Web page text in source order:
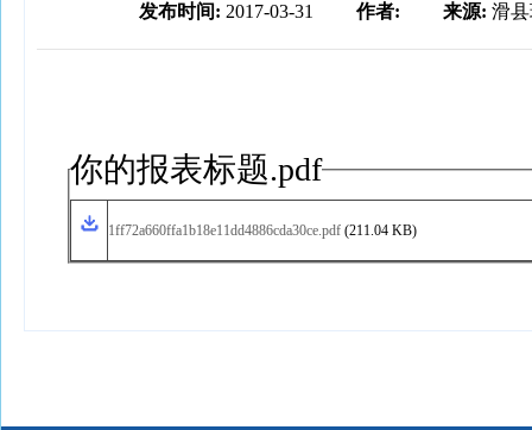
发布时间: 2017-03-31 作者: 来源: 滑
你的报表标题.pdf
1ff72a660ffa1b18e11dd4886cda30ce.pdf (211.04 KB)